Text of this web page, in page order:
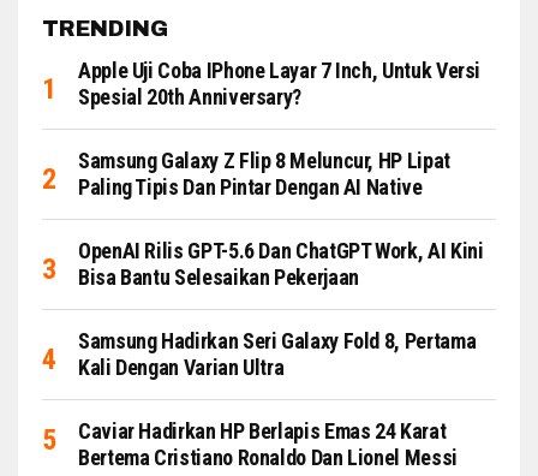
TRENDING
Apple Uji Coba IPhone Layar 7 Inch, Untuk Versi
Spesial 20th Anniversary?
Samsung Galaxy Z Flip 8 Meluncur, HP Lipat
Paling Tipis Dan Pintar Dengan AI Native
OpenAI Rilis GPT-5.6 Dan ChatGPT Work, AI Kini
Bisa Bantu Selesaikan Pekerjaan
Samsung Hadirkan Seri Galaxy Fold 8, Pertama
Kali Dengan Varian Ultra
Caviar Hadirkan HP Berlapis Emas 24 Karat
Bertema Cristiano Ronaldo Dan Lionel Messi